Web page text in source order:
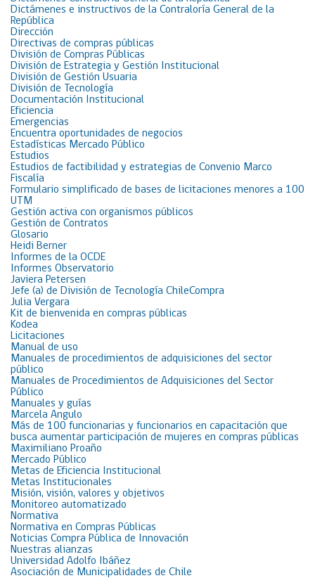
Dictámenes e instructivos de la Contraloría General de la
República
Dirección
Directivas de compras públicas
División de Compras Públicas
División de Estrategia y Gestión Institucional
División de Gestión Usuaria
División de Tecnología
Documentación Institucional
Eficiencia
Emergencias
Encuentra oportunidades de negocios
Estadísticas Mercado Público
Estudios
Estudios de factibilidad y estrategias de Convenio Marco
Fiscalía
Formulario simplificado de bases de licitaciones menores a 100
UTM
Gestión activa con organismos públicos
Gestión de Contratos
Glosario
Heidi Berner
Informes de la OCDE
Informes Observatorio
Javiera Petersen
Jefe (a) de División de Tecnología ChileCompra
Julia Vergara
Kit de bienvenida en compras públicas
Kodea
Licitaciones
Manual de uso
Manuales de procedimientos de adquisiciones del sector
público
Manuales de Procedimientos de Adquisiciones del Sector
Público
Manuales y guías
Marcela Angulo
Más de 100 funcionarias y funcionarios en capacitación que
busca aumentar participación de mujeres en compras públicas
Maximiliano Proaño
Mercado Público
Metas de Eficiencia Institucional
Metas Institucionales
Misión, visión, valores y objetivos
Monitoreo automatizado
Normativa
Normativa en Compras Públicas
Noticias Compra Pública de Innovación
Nuestras alianzas
Universidad Adolfo Ibáñez
Asociación de Municipalidades de Chile